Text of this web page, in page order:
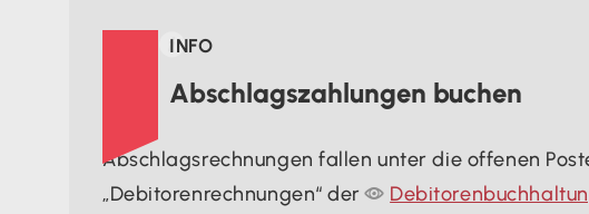

INFO
Abschlagszahlungen buchen
Abschlagsrechnungen fallen unter die offenen
„Debitorenrechnungen“ der